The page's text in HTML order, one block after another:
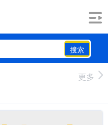
搜索
更多